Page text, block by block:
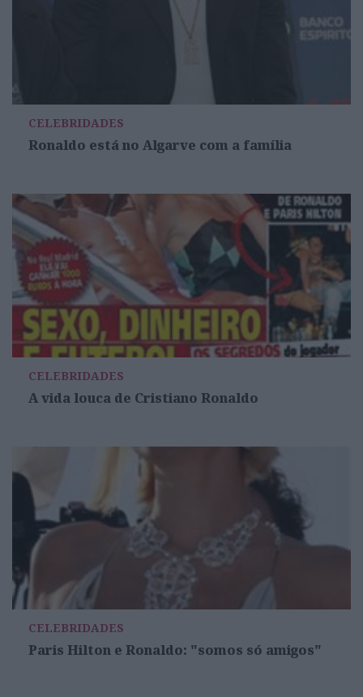
CELEBRIDADES
Ronaldo está no Algarve com a família
CELEBRIDADES
A vida louca de Cristiano Ronaldo
CELEBRIDADES
Paris Hilton e Ronaldo: "somos só amigos"